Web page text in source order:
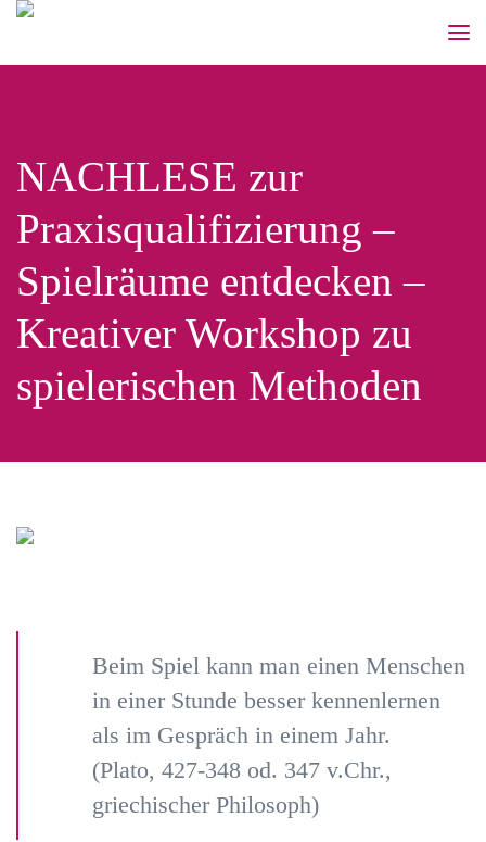
NACHLESE zur
Praxisqualifizierung –
Spielräume entdecken –
Kreativer Workshop zu
spielerischen Methoden
Beim Spiel kann man einen Menschen
in einer Stunde besser kennenlernen
als im Gespräch in einem Jahr.
(Plato, 427-348 od. 347 v.Chr.,
griechischer Philosoph)